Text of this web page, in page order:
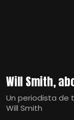
Will Smith,
Un periodista de
Will Smith